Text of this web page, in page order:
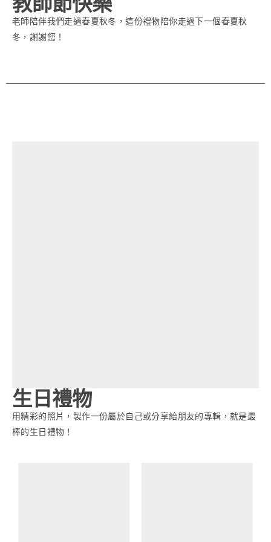
老師陪伴我們走過春夏秋冬，這份禮物陪你走過下一個春夏秋
冬，謝謝您！
生日禮物
用精彩的照片，製作一份屬於自己或分享給朋友的專輯，就是最
棒的生日禮物！